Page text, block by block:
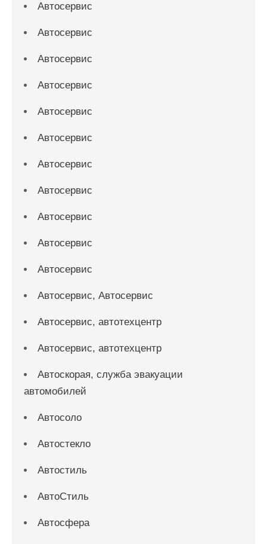
Автосервис
Автосервис
Автосервис
Автосервис
Автосервис
Автосервис
Автосервис
Автосервис
Автосервис
Автосервис
Автосервис
Автосервис, Автосервис
Автосервис, автотехцентр
Автосервис, автотехцентр
Автоскорая, служба эвакуации
автомобилей
Автосоло
Автостекло
Автостиль
АвтоСтиль
Автосфера